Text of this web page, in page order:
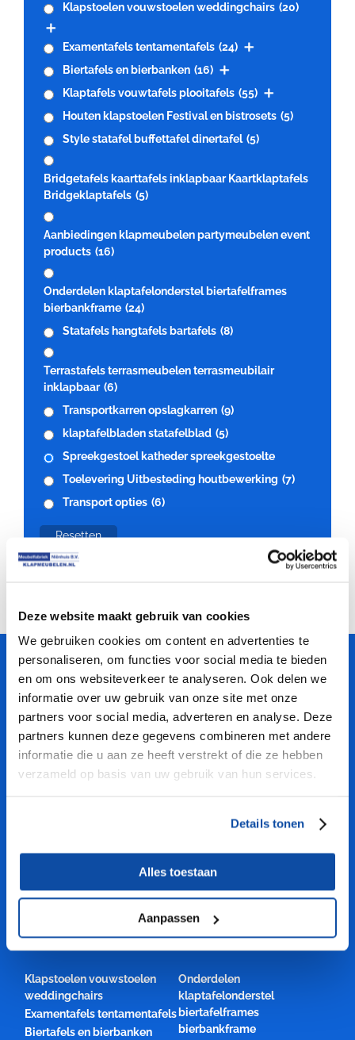
Deze website maakt gebruik van cookies
We gebruiken cookies om content en advertenties te
personaliseren, om functies voor social media te bieden
en om ons websiteverkeer te analyseren. Ook delen we
informatie over uw gebruik van onze site met onze
partners voor social media, adverteren en analyse. Deze
partners kunnen deze gegevens combineren met andere
informatie die u aan ze heeft verstrekt of die ze hebben
verzameld op basis van uw gebruik van hun services.
Details tonen
Alles toestaan
Aanpassen
Klapstoelen vouwstoelen weddingchairs (20)
Examentafels tentamentafels (24)
Biertafels en bierbanken (16)
Klaptafels vouwtafels plooitafels (55)
Houten klapstoelen Festival en bistrosets (5)
Style statafel buffettafel dinertafel (5)
Bridgetafels kaarttafels inklapbaar Kaartklaptafels
Bridgeklaptafels (5)
Aanbiedingen klapmeubelen partymeubelen event
products (16)
Onderdelen klaptafelonderstel biertafelframes
bierbankframe (24)
Statafels hangtafels bartafels (8)
Terrastafels terrasmeubelen terrasmeubilair
inklapbaar (6)
Transportkarren opslagkarren (9)
klaptafelbladen statafelblad (5)
Spreekgestoel katheder spreekgestoelte
Toelevering Uitbesteding houtbewerking (7)
Transport opties (6)
Resetten
MeubelfabriekNiënhuis
PROFITEER VAN ONZE KENNIS
Professionele kwaliteit
Vele VEILIGE betalingsmethoden
CATEGORIEËN
Klapstoelen vouwstoelen
weddingchairs
Examentafels tentamentafels
Biertafels en bierbanken
Onderdelen
klaptafelonderstel
biertafelframes
bierbankframe